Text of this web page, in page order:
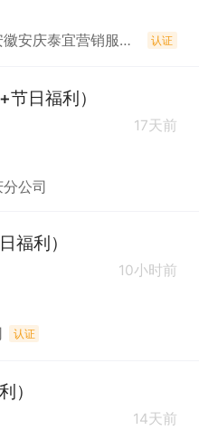
泰康人寿保险有限责任公司安徽安庆泰宜营销服务部 认证
日福利）
17天前
公司
福利）
10小时前
认证
）
14天前